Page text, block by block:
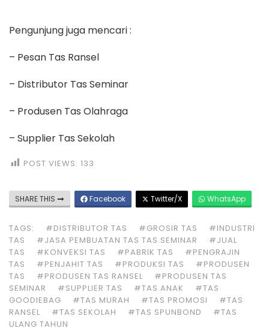
Pengunjung juga mencari :
– Pesan Tas Ransel
– Distributor Tas Seminar
– Produsen Tas Olahraga
– Supplier Tas Sekolah
POST VIEWS: 133
SHARE THIS Facebook Twitter/X WhatsApp
TAGS: #DISTRIBUTOR TAS #GROSIR TAS
#INDUSTRI
TAS
#JASA PEMBUATAN TAS TAS SEMINAR
#JUAL
TAS
#KONVEKSI TAS #PABRIK TAS
#PENGRAJIN
TAS
#PENJAHIT TAS #PRODUKSI TAS
#PRODUSEN
TAS
#PRODUSEN TAS RANSEL
#PRODUSEN TAS
SEMINAR
#SUPPLIER TAS #TAS ANAK
#TAS
GOODIEBAG
#TAS MURAH #TAS PROMOSI
#TAS
RANSEL
#TAS SEKOLAH #TAS SPUNBOND
#TAS
ULANG TAHUN